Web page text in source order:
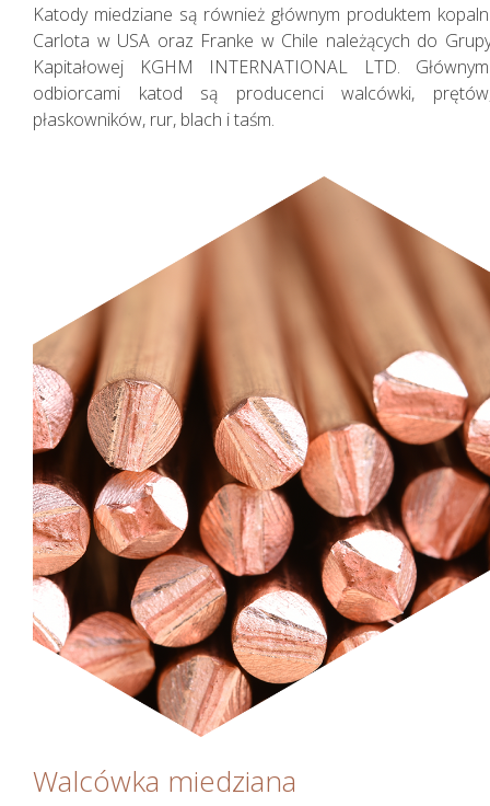
Katody miedziane są również głównym produktem
Carlota w USA oraz Franke w Chile należących do
Kapitałowej KGHM INTERNATIONAL LTD.
odbiorcami katod są producenci walcówki,
płaskowników, rur, blach i taśm.
Walcówka miedziana